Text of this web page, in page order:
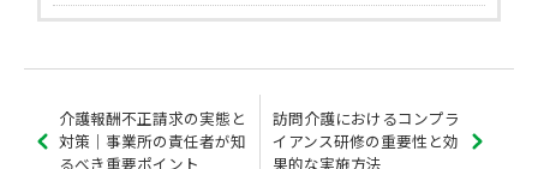
介護報酬不正請求の実態と
対策｜事業所の責任者が知
るべき重要ポイント
訪問介護におけるコンプラ
イアンス研修の重要性と効
果的な実施方法